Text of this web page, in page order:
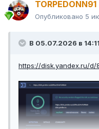
TORPEDONN91
Опубликовано 5
В 05.07.2026 в 14:11,
https://disk.yandex.ru/d/